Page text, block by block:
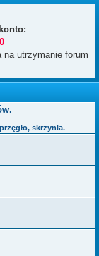
na utrzymanie forum
skrzynia.